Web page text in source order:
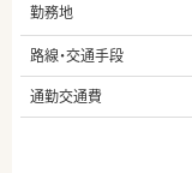
勤務地
路線・交通手段
通勤交通費